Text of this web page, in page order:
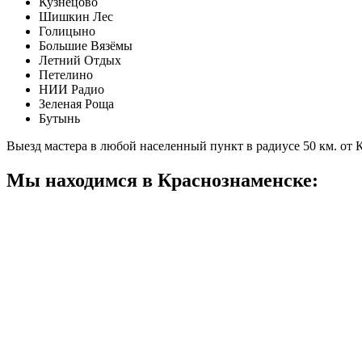
Шишкин Лес
Голицыно
Большие Вязёмы
Летний Отдых
Петелино
НИИ Радио
Зеленая Роща
Бутынь
Выезд мастера в любой населенный пункт в радиусе 50 км. от
Мы находимся в Краснознаменске: